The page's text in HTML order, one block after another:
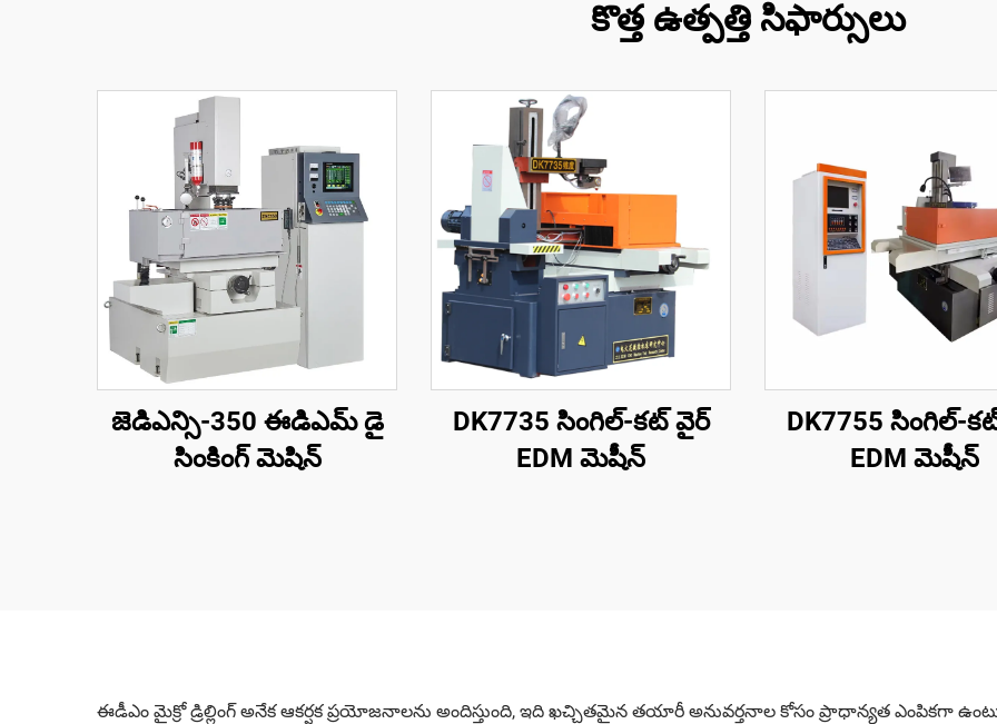
కొత్త ఉత్పత్తి సిఫార్సులు
జెడిఎన్సి-350 ఈడిఎమ్ డై
సింకింగ్ మెషిన్
DK7735 సింగిల్-కట్ వైర్
EDM మెషీన్
DK7755 సింగిల్-
EDM మెషీన్
ఈడీఎం మైక్రో డ్రిల్లింగ్ అనేక ఆకర్షక ప్రయోజనాలను అందిస్తుంది, ఇది ఖచ్చితమైన తయారీ అనువర్తనాల కోసం ప్రాధాన్యత ఎంపికగా